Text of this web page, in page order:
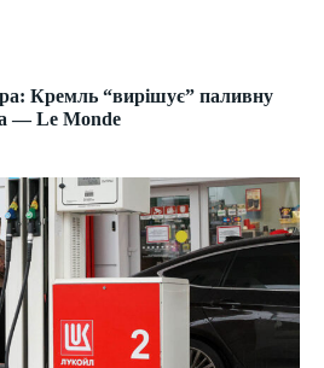
Кремль “вирішує” паливну
— Le Monde